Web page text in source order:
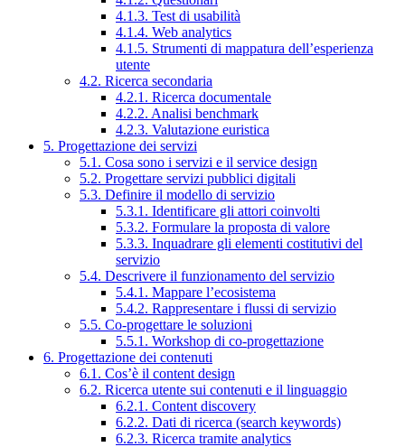
4.1.3. Test di usabilità
4.1.4. Web analytics
4.1.5. Strumenti di mappatura dell’esperienza
utente
4.2. Ricerca secondaria
4.2.1. Ricerca documentale
4.2.2. Analisi benchmark
4.2.3. Valutazione euristica
5. Progettazione dei servizi
5.1. Cosa sono i servizi e il service design
5.2. Progettare servizi pubblici digitali
5.3. Definire il modello di servizio
5.3.1. Identificare gli attori coinvolti
5.3.2. Formulare la proposta di valore
5.3.3. Inquadrare gli elementi costitutivi del
servizio
5.4. Descrivere il funzionamento del servizio
5.4.1. Mappare l’ecosistema
5.4.2. Rappresentare i flussi di servizio
5.5. Co-progettare le soluzioni
5.5.1. Workshop di co-progettazione
6. Progettazione dei contenuti
6.1. Cos’è il content design
6.2. Ricerca utente sui contenuti e il linguaggio
6.2.1. Content discovery
6.2.2. Dati di ricerca (search keywords)
6.2.3. Ricerca tramite analytics